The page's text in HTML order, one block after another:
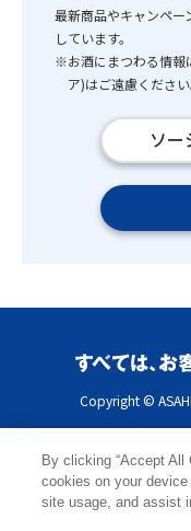
最新商品やキャンペー
しています。
※お酒にまつわる情報
ア)はご遠慮ください
ソー
Copyright ©
By clicking “Accept All
cookies on your
site usage, and assist